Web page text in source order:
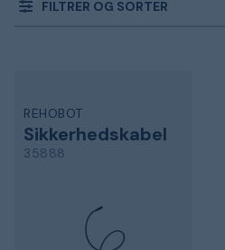
FILTRER OG SORTER
REHOBOT
Sikkerhedskabel
35888